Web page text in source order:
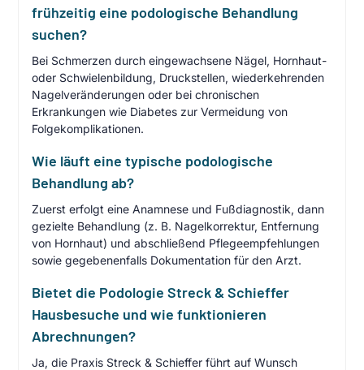
frühzeitig eine podologische Behandlung
suchen?
Bei Schmerzen durch eingewachsene Nägel, Hornhaut-
oder Schwielenbildung, Druckstellen, wiederkehrenden
Nagelveränderungen oder bei chronischen
Erkrankungen wie Diabetes zur Vermeidung von
Folgekomplikationen.
Wie läuft eine typische podologische
Behandlung ab?
Zuerst erfolgt eine Anamnese und Fußdiagnostik, dann
gezielte Behandlung (z. B. Nagelkorrektur, Entfernung
von Hornhaut) und abschließend Pflegeempfehlungen
sowie gegebenenfalls Dokumentation für den Arzt.
Bietet die Podologie Streck & Schieffer
Hausbesuche und wie funktionieren
Abrechnungen?
Ja, die Praxis Streck & Schieffer führt auf Wunsch